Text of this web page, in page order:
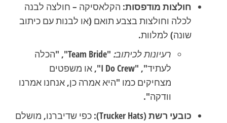
חולצות מודפסות: הקלאסיקה – חולצה לבנה
לכלה וחולצות בצבע תואם (או לבנות עם כיתוב
שונה) למלוות.
רעיונות לכיתוב:
"Team Bride", "הכלה
לעתיד", "I Do Crew", או משפטים
מצחיקים כמו "היא אמרה כן, אנחנו אמרנו
וודקה".
כובעי רשת (Trucker Hats):
כפי שדיברנו, מושלם